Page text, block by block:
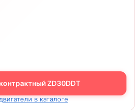
ZD30DDT
в каталоге